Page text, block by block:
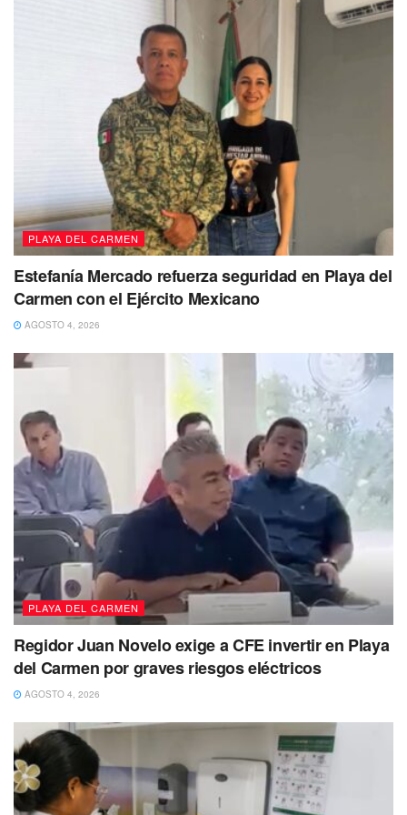
“Hemos insistido en que la contraprestación y los
inmovilizadores vayan para obra pública; este año se van
a ejercer cerca de 17 millones en tres obras como tal”,
subrayó el líder de la Comisión.
Finalmente, aprobaron la solicitud de la Contraloría
Municipal para proporcionar un informe sobre el
estado de las evaluaciones financieras.
“Esta es una solicitud para poder acompañar y atender el
tema de las auditorías tanto del Estado como de la
Federación; es importante involucrarnos como equipo y
saber apropiadas son las observaciones”, concluyó.
PLAYA DEL CARMEN
Estefanía Mercado refuerza seguridad en Playa del
Carmen con el Ejército Mexicano
AGOSTO 4, 2026
PLAYA DEL CARMEN
Regidor Juan Novelo exige a CFE invertir en Playa
del Carmen por graves riesgos eléctricos
AGOSTO 4, 2026